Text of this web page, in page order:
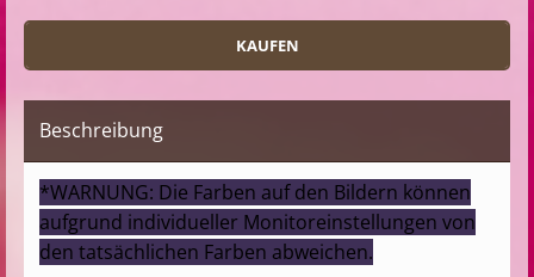
Beschreibung
*WARNUNG: Die Farben auf den Bildern können
aufgrund individueller Monitoreinstellungen von
den tatsächlichen Farben abweichen.